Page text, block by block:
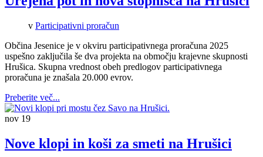
v Participativni proračun
Občina Jesenice je v okviru participativnega proračuna 2025
uspešno zaključila še dva projekta na območju krajevne skupnosti
Hrušica. Skupna vrednost obeh predlogov participativnega
proračuna je znašala 20.000 evrov.
Preberite več...
nov 19
Nove klopi in koši za smeti na Hrušici